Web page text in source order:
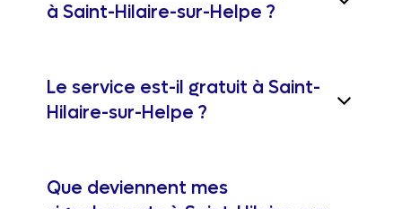
à Saint-Hilaire-sur-Helpe ?
Le service est-il gratuit à Saint-
Hilaire-sur-Helpe ?
Que deviennent mes